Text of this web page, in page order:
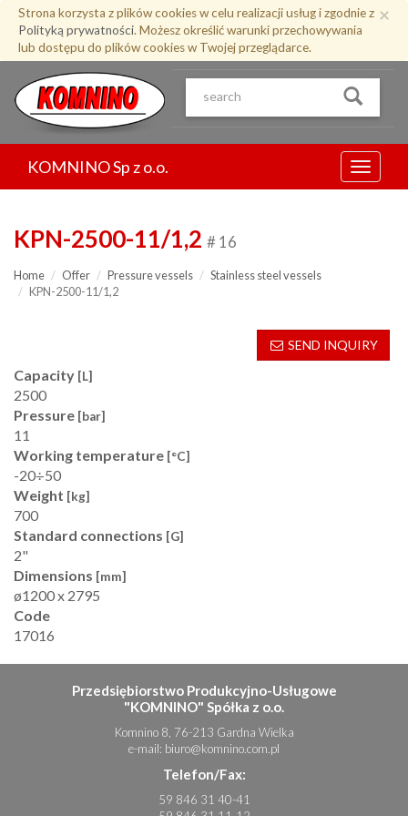
Przejdź
treści
×
Strona korzysta z plików cookies w celu realizacji usług i zgodnie z
Polityką prywatności. Możesz określić warunki przechowywania
lub dostępu do plików cookies w Twojej przeglądarce.
Menu
KOMNINO Sp z o.o.
KPN-2500-11/1,2 # 16
Home Offer Pressure vessels
Stainless steel vessels
KPN-2500-11/1,2
SEND INQUIRY
Capacity [L]
2500
Pressure [bar]
11
Working temperature [°C]
-20÷50
Weight [kg]
700
Standard connections [G]
2"
Dimensions [mm]
ø1200 x 2795
Code
17016
Przedsiębiorstwo Produkcyjno-Usługowe
"KOMNINO" Spółka z o.o.
Komnino 8, 76-213 Gardna Wielka
e-mail: biuro@komnino.com.pl
Telefon/Fax:
59 846 31 40-41